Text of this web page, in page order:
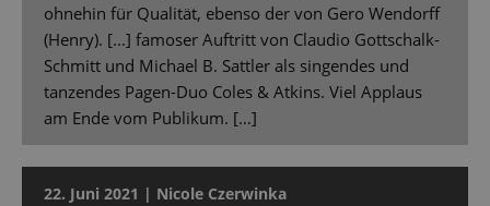
ohnehin für Qualität, ebenso der von Gero Wendorff
(Henry). [...] famoser Auftritt von Claudio Gottschalk-
Schmitt und Michael B. Sattler als singendes und
tanzendes Pagen-Duo Coles & Atkins. Viel Applaus
am Ende vom Publikum. […]
22. Juni 2021 | Nicole Czerwinka